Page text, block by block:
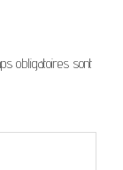
obligatoires sont